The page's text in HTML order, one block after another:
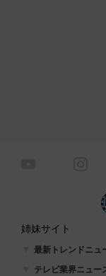
姉妹サイト
最新トレンドニュ
テレビ業界ニュー